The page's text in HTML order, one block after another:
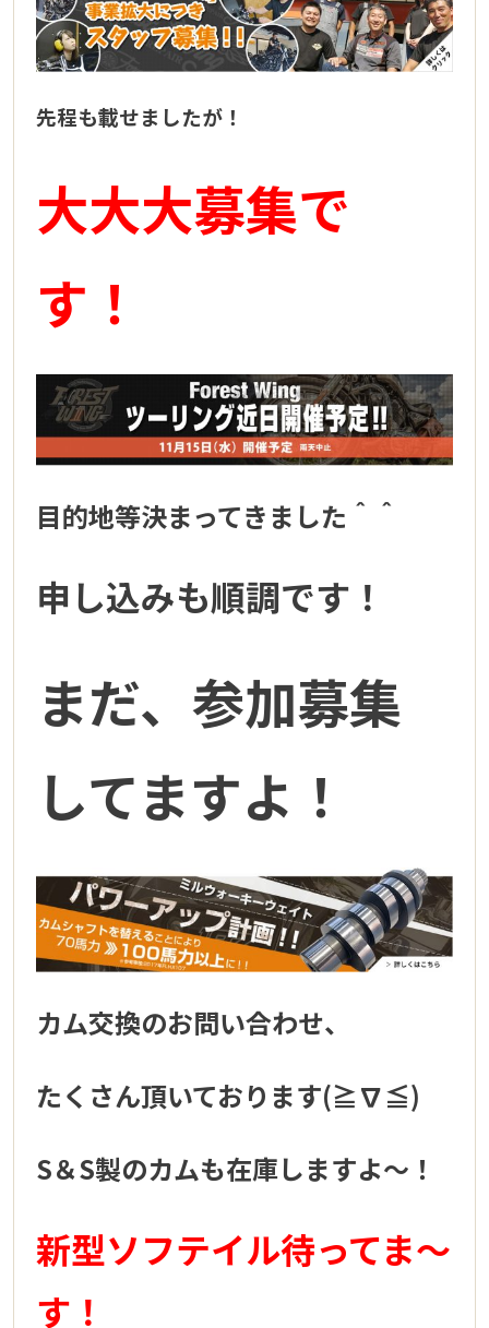
先程も載せましたが！
大大大募集で
す！
目的地等決まってきました＾＾
申し込みも順調です！
まだ、参加募集
してますよ！
カム交換のお問い合わせ、
たくさん頂いております(≧∇≦)
S＆S製のカムも在庫しますよ～！
新型ソフテイル待ってま～
す！